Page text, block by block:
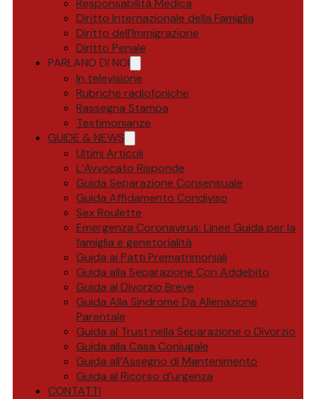
Responsabilità Medica
Diritto Internazionale della Famiglia
Diritto dell’Immigrazione
Diritto Penale
PARLANO DI NOI
In televisione
Rubriche radiofoniche
Rassegna Stampa
Testimonianze
GUIDE & NEWS
Ultimi Articoli
L’Avvocato Risponde
Guida Separazione Consensuale
Guida Affidamento Condiviso
Sex Roulette
Emergenza Coronavirus: Linee Guida per la
famiglia e genetorialità
Guida ai Patti Prematrimoniali
Guida alla Separazione Con Addebito
Guida al Divorzio Breve
Guida Alla Sindrome Da Alienazione
Parentale
Guida al Trust nella Separazione o Divorzio
Guida alla Casa Coniugale
Guida all’Assegno di Mantenimento
Guida al Ricorso d’urgenza
CONTATTI